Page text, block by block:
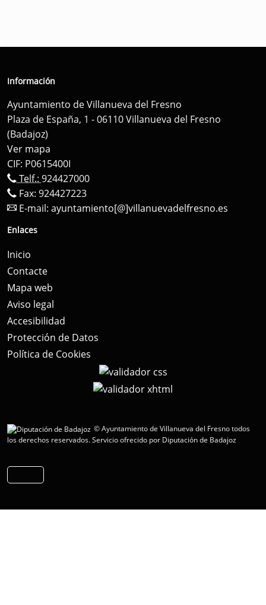
Información
Ayuntamiento de Villanueva del Fresno
Plaza de España, 1 - 06110 Villanueva del Fresno
(Badajoz)
Ver mapa
CIF: P0615400I
Telf.: 924427000
Fax: 924427223
E-mail: ayuntamiento[@]villanuevadelfresno.es
Enlaces
Inicio
Contacte
Mapa web
Aviso legal
Accesibilidad
Protección de Datos
Política de Cookies
© Ayuntamiento de Villanueva del Fresno todos
los derechos reservados.Servicio ofrecido por Diputación de Badajoz